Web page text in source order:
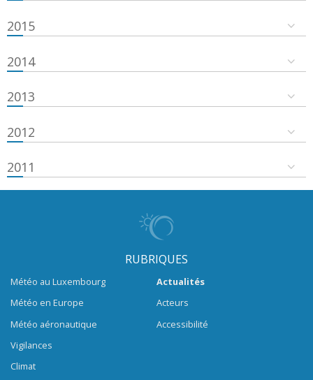
2015
2014
2013
2012
2011
RUBRIQUES
Météo au Luxembourg
Météo en Europe
Météo aéronautique
Vigilances
Climat
Actualités
Acteurs
Accessibilité